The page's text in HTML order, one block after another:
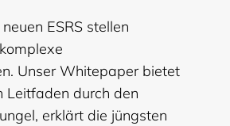
ESRS stellen
Unser Whitepaper bietet
Leitfaden durch den
erklärt die jüngsten